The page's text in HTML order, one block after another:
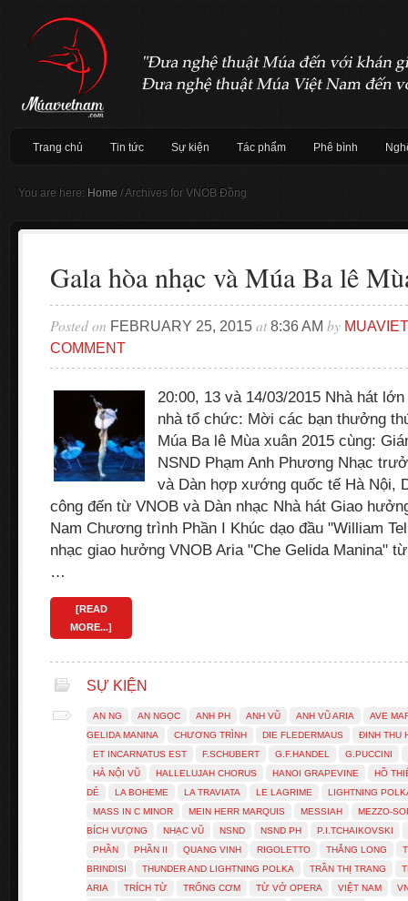
Trang chủ Tin tức Sự kiện Tác phẩm Phê bình
You are here: Home /Archives for VNOB Đồng
Gala hòa nhạc và Múa Ba lê
Posted on FEBRUARY 25, 2015 at8:36 AM by
COMMENT
20:00, 13 và 14/03/2015 Nhà hát
nhà tổ chức: Mời các bạn thưởng
Múa Ba lê Mùa xuân 2015 cùng:
NSND Phạm Anh Phương Nhạc
và Dàn hợp xướng quốc tế Hà Nội,
công đến từ VNOB và Dàn nhạc Nhà hát Giao
Nam Chương trình Phần I Khúc dạo đầu "William
nhạc giao hưởng VNOB Aria "Che Gelida Manina"
…
[READ
MORE...]
SỰ KIỆN
AN NG AN NGỌC ANH PH ANH VŨ ANH VŨ ARIA
AVE
GELIDA MANINA
CHƯƠNG TRÌNH DIE FLEDERMAUS
ĐINH THU
ET INCARNATUS EST
F.SCHUBERT G.F.HANDEL
G.PUCCINI
HÀ NỘI VŨ
HALLELUJAH CHORUS HANOI GRAPEVINE
HỒ
DẺ
LA BOHEME LA TRAVIATA LE LAGRIME
LIGHTNING
MASS IN C MINOR
MEIN HERR MARQUIS MESSIAH
MEZZO-
BÍCH VƯỢNG
NHẠC VŨ NSND NSND PH
P.I.TCHAIKOVSKI
PHẦN
PHẦN II QUANG VINH RIGOLETTO THĂNG LONG
BRINDISI
THUNDER AND LIGHTNING POLKA TRẦN THỊ TRANG
ARIA
TRÍCH TỪ TRỐNG CƠM TỪ VỞ OPERA VIỆT NAM